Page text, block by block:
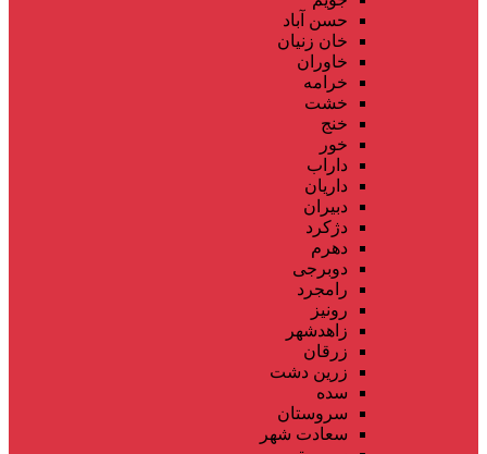
حسن آباد
خان زنیان
خاوران
خرامه
خشت
خنج
خور
داراب
داریان
دبیران
دژکرد
دهرم
دوبرجی
رامجرد
رونیز
زاهدشهر
زرقان
زرین دشت
سده
سروستان
سعادت شهر